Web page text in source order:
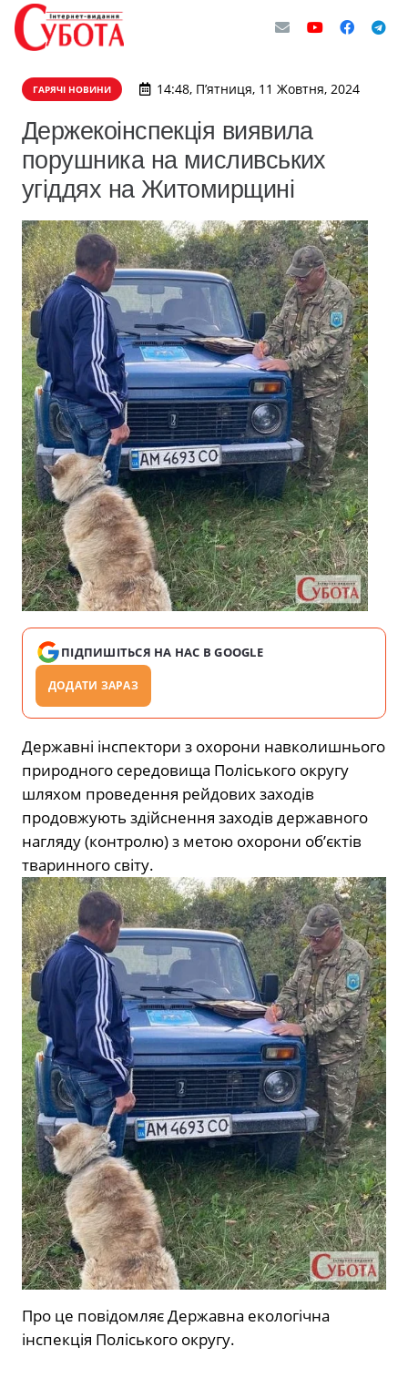
ГАРЯЧІ НОВИНИ 14:48, П’ятниця, 11 Жовтня, 2024
Держекоінспекція виявила
порушника на мисливських
угіддях на Житомирщині
ПІДПИШІТЬСЯ НА НАС В GOOGLE
ДОДАТИ ЗАРАЗ
Державні інспектори з охорони навколишнього
природного середовища Поліського округу
шляхом проведення рейдових заходів
продовжують здійснення заходів державного
нагляду (контролю) з метою охорони об’єктів
тваринного світу.
Про це повідомляєДержавна екологічна
інспекція Поліського округу.